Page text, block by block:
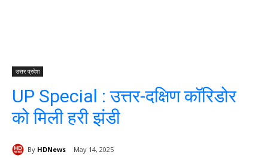
उत्तर प्रदेश
UP Special : उत्तर-दक्षिण कॉरिडोर
को मिली हरी झंडी
By HDNews May 14, 2025